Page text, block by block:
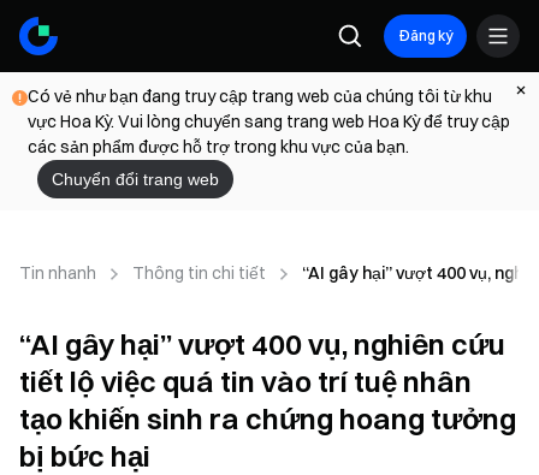
Đăng ký
Có vẻ như bạn đang truy cập trang web của chúng tôi từ khu
vực Hoa Kỳ. Vui lòng chuyển sang trang web Hoa Kỳ để truy cập
các sản phẩm được hỗ trợ trong khu vực của bạn.
Chuyển đổi trang web
Tin nhanh Thông tin chi tiết “AI gây hại” vượt 400 vụ,
“AI gây hại” vượt 400 vụ, nghiên cứu
tiết lộ việc quá tin vào trí tuệ nhân
tạo khiến sinh ra chứng hoang tưởng
bị bức hại